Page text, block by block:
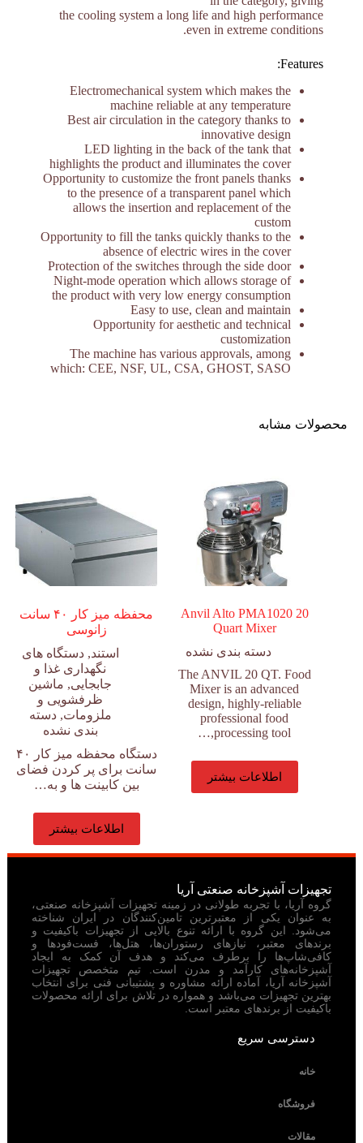
the cooling system a long life and high performance
even in extreme conditions.
Features:
Electromechanical system which makes the
machine reliable at any temperature
Best air circulation in the category thanks to
innovative design
LED lighting in the back of the tank that
highlights the product and illuminates the cover
Opportunity to customize the front panels thanks
to the presence of a transparent panel which
allows the insertion and replacement of the
custom
Opportunity to fill the tanks quickly thanks to the
absence of electric wires in the cover
Protection of the switches through the side door
Night-mode operation which allows storage of
the product with very low energy consumption
Easy to use, clean and maintain
Opportunity for aesthetic and technical
customization
The machine has various approvals, among
which: CEE, NSF, UL, CSA, GHOST, SASO
محصولات مشابه
Anvil Alto PMA1020 20
Quart Mixer
دسته بندی نشده
The ANVIL 20 QT. Food
Mixer is an advanced
design, highly-reliable
professional food
processing tool,…
اطلاعات بیشتر
محفظه میز کار ۴۰ سانت
زانوسی
استند,دستگاه های
نگهداری غذا و
جابجایی, ماشین
ظرفشویی و
ملزومات,دسته
بندی نشده
دستگاه محفظه میز کار ۴۰
سانت برای پر کردن فضای
بین کابینت ها و به…
اطلاعات بیشتر
تجهیزات آشپزخانه صنعتی آریا
گروه آریا، با تجربه طولانی در زمینه تجهیزات آشپزخانه صنعتی،
به عنوان یکی از معتبرترین تامین‌کنندگان در ایران شناخته
می‌شود. این گروه با ارائه تنوع بالایی از تجهیزات باکیفیت و
برندهای معتبر، نیازهای رستوران‌ها، هتل‌ها، فست‌فودها و
کافی‌شاپ‌ها را برطرف می‌کند و هدف آن کمک به ایجاد
آشپزخانه‌های کارآمد و مدرن است. تیم متخصص تجهیزات
آشپزخانه آریا، آماده ارائه مشاوره و پشتیبانی فنی برای انتخاب
بهترین تجهیزات می‌باشد و همواره در تلاش برای ارائه محصولات
باکیفیت از برندهای معتبر است.
دسترسی سریع
خانه
فروشگاه
مقالات